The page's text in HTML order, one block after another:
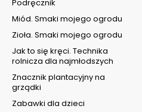
Podręcznik
Miód. Smaki mojego ogrodu
Zioła. Smaki mojego ogrodu
Jak to się kręci. Technika
rolnicza dla najmłodszych
Znacznik plantacyjny na
grządki
Zabawki dla dzieci